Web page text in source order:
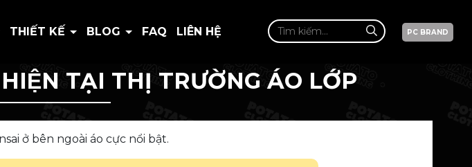
THIẾT KẾ BLOG FAQ LIÊN HỆ PC BRAND
TẠI THỊ TRƯỜNG ÁO LỚP
ở bên ngoài áo cực nổi bật.